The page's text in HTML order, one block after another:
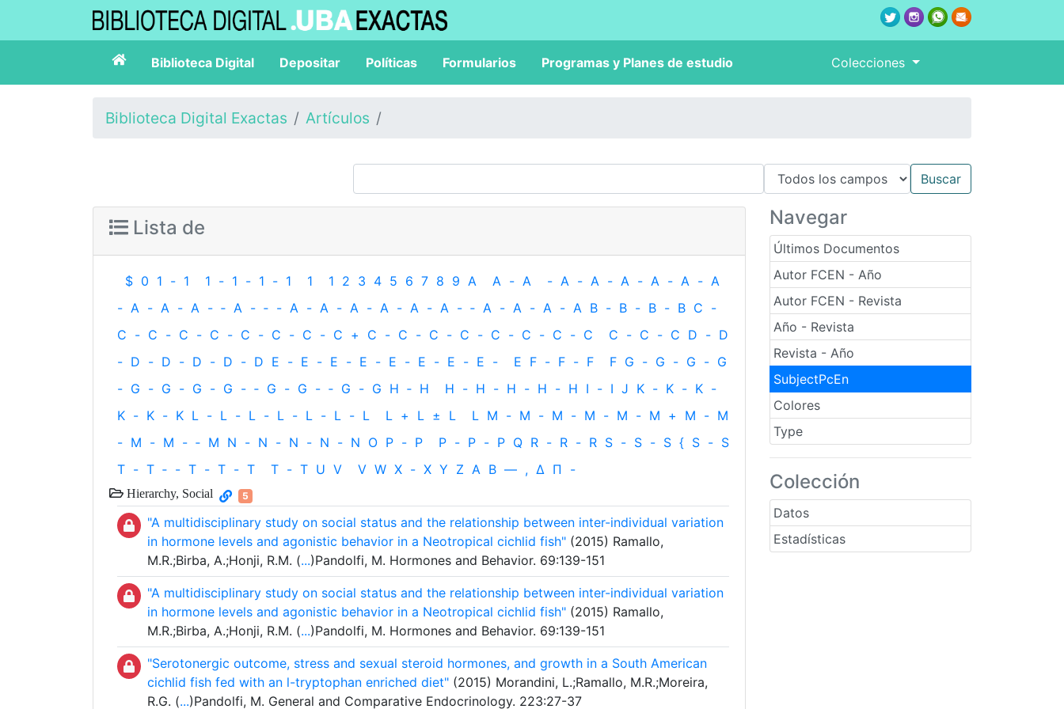
Biblioteca Digital Depositar Políticas Formularios Programas y Planes de estudio Colecciones
Biblioteca Digital Exactas Artículos
Navegar
Últimos Documentos
Autor FCEN - Año
Autor FCEN - Revista
Año - Revista
Revista - Año
SubjectPcEn
Colores
Type
Colección
Datos
Estadísticas
Lista de
$ 0 1 - 1 1 - 1 - 1 - 1 1 1 2 3 4 5 6 7 8 9 A A - A - A - A - A - A - A - A
- A - A - A - ‐ A - ‐ - A - A - A - A - A - A - ‐ A - A - A - A B - B - B - B C -
C - C - C - C - C - C - C - C + C - C - C - C - C - C - C - C C - C - C D - D
- D - D - D - D - D E - E - E - E - E - E - E - E - E F - F - F F G - G - G - G
- G - G - G - G - ‐ G - G - ‐ G - G H ‐ H H - H - H - H - H I - I J K - K - K -
K - K - K L - L - L - L - L - L - L L + L ± L L M - M - M - M - M - M + M - M
- M - M - ‐ M N - N - N - N - N O P - P P - P - P Q R - R - R S - S - S { S - S
T - T ‐ - T - T - T T - T U V V W X - X Y Z Α Β — , Δ Π -
Hierarchy, Social 5
"A multidisciplinary study on social status and the relationship between inter-individual variation
in hormone levels and agonistic behavior in a Neotropical cichlid fish" (2015) Ramallo,
M.R.;Birba, A.;Honji, R.M. (...)Pandolfi, M. Hormones and Behavior. 69:139-151
"A multidisciplinary study on social status and the relationship between inter-individual variation
in hormone levels and agonistic behavior in a Neotropical cichlid fish" (2015) Ramallo,
M.R.;Birba, A.;Honji, R.M. (...)Pandolfi, M. Hormones and Behavior. 69:139-151
"Serotonergic outcome, stress and sexual steroid hormones, and growth in a South American
cichlid fish fed with an l-tryptophan enriched diet" (2015) Morandini, L.;Ramallo, M.R.;Moreira,
R.G. (...)Pandolfi, M. General and Comparative Endocrinology. 223:27-37